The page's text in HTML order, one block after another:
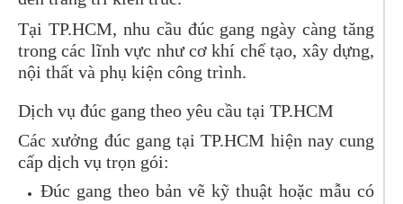
Tại TP.HCM, nhu cầu đúc gang ngày càng tăng
trong các lĩnh vực như cơ khí chế tạo, xây dựng,
nội thất và phụ kiện công trình.
Dịch vụ đúc gang theo yêu cầu tại TP.HCM
Các xưởng đúc gang tại TP.HCM hiện nay cung
cấp dịch vụ trọn gói:
Đúc gang theo bản vẽ kỹ thuật hoặc mẫu có